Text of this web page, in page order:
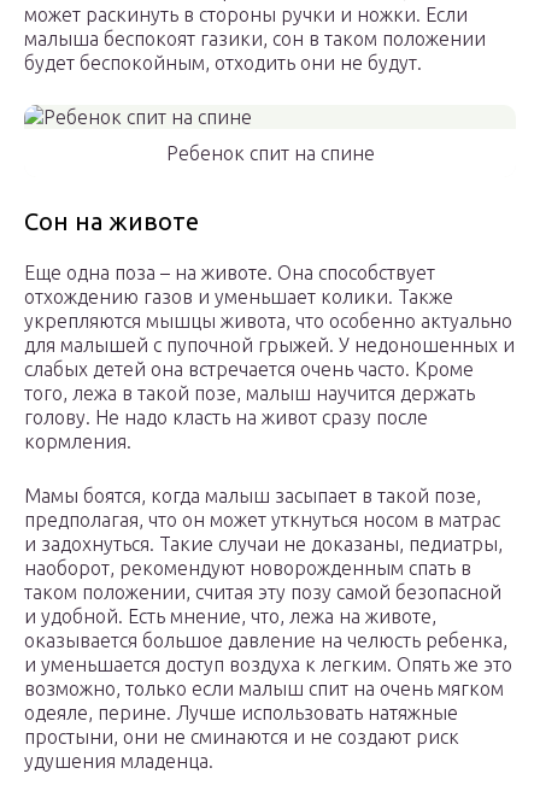
может раскинуть в стороны ручки и ножки. Если
малыша беспокоят газики, сон в таком положении
будет беспокойным, отходить они не будут.
Ребенок спит на спине
Сон на животе
Еще одна поза – на животе. Она способствует
отхождению газов и уменьшает колики. Также
укрепляются мышцы живота, что особенно актуально
для малышей с пупочной грыжей. У недоношенных и
слабых детей она встречается очень часто. Кроме
того, лежа в такой позе, малыш научится держать
голову. Не надо класть на живот сразу после
кормления.
Мамы боятся, когда малыш засыпает в такой позе,
предполагая, что он может уткнуться носом в матрас
и задохнуться. Такие случаи не доказаны, педиатры,
наоборот, рекомендуют новорожденным спать в
таком положении, считая эту позу самой безопасной
и удобной. Есть мнение, что, лежа на животе,
оказывается большое давление на челюсть ребенка,
и уменьшается доступ воздуха к легким. Опять же это
возможно, только если малыш спит на очень мягком
одеяле, перине. Лучше использовать натяжные
простыни, они не сминаются и не создают риск
удушения младенца.